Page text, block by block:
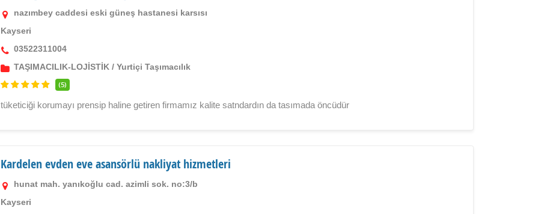
nazımbey caddesi eski güneş hastanesi karsısı
Kayseri
03522311004
TAŞIMACILIK-LOJİSTİK /Yurtiçi Taşımacılık
(5)
tüketiciği korumayı prensip haline getiren firmamız kalite satndardın da tasımada öncüdür
Kardelen evden eve asansörlü nakliyat hizmetleri
hunat mah. yanıkoğlu cad. azimli sok. no:3/b
Kayseri